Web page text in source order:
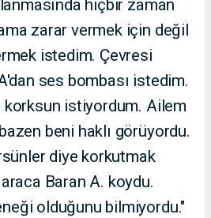
hiçbir zaman
zarar vermek için değil
istedim. Çevresi
ses bombası istedim.
korksun istiyordum. Ailem
beni haklı görüyordu.
diye korkutmak
Baran A. koydu.
olduğunu bilmiyordu."